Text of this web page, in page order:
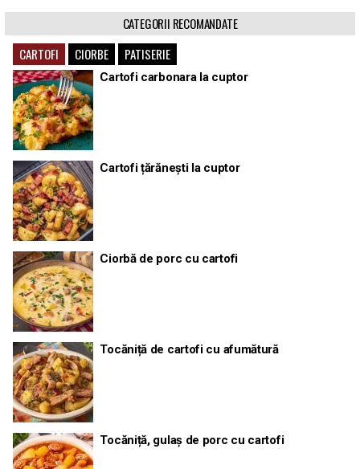
CATEGORII RECOMANDATE
CARTOFI
CIORBE PATISERIE
Cartofi carbonara la cuptor
Cartofi țărănești la cuptor
Ciorbă de porc cu cartofi
Tocăniță de cartofi cu afumătură
Tocăniță, gulaș de porc cu cartofi